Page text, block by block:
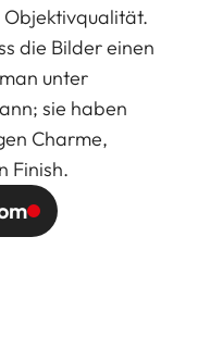
die Bilder einen
unter
sie haben
Charme,
Finish.